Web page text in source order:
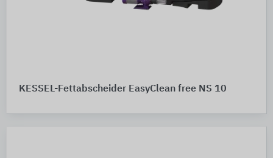
KESSEL-Fettabscheider EasyClean free NS 10